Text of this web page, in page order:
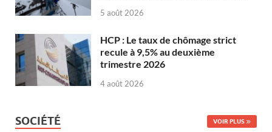
5 août 2026
HCP : Le taux de chômage strict
recule à 9,5% au deuxième
trimestre 2026
4 août 2026
SOCIÉTÉ VOIR PLUS